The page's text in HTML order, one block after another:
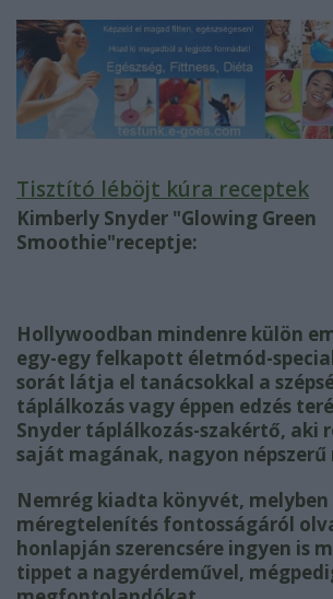
Tisztító léböjt kúra receptek
Kimberly Snyder "Glowing Green
Smoothie"receptje:
Hollywoodban mindenre külön
egy-egy felkapott életmód-
sorát látja el tanácsokkal a
táplálkozás vagy éppen edzés
Snyder táplálkozás-szakértő, aki
saját magának, nagyon népszerű
Nemrég kiadta könyvét, melyben
méregtelenítés fontosságáról
honlapján szerencsére ingyen is
tippet a nagyérdeművel,